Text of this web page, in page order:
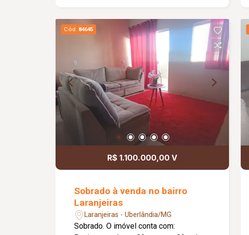
com varanda; Suíte máster com closet e
banheira de hidromassagem; Banheiro
Portões eletrônicos; Interfone;
Câmeras de segurança; Sistema de
alarme; Cerca elétrica; Cerca concertina;
Completa com armários planejados e
box em blindex; Piso em porcelanato;
Bancadas em granito; Teto com
acabamento em gesso; Piscina
aquecida com 32,00 m²; Venda com
toda a mobília e 06 aparelhos de ar-
condicionado inclusos.
Cód. 84645
R$ 1.100.000,00 V
Sobrado à venda no bairro
Laranjeiras
Laranjeiras - Uberlândia/MG
Sobrado. O imóvel conta com: